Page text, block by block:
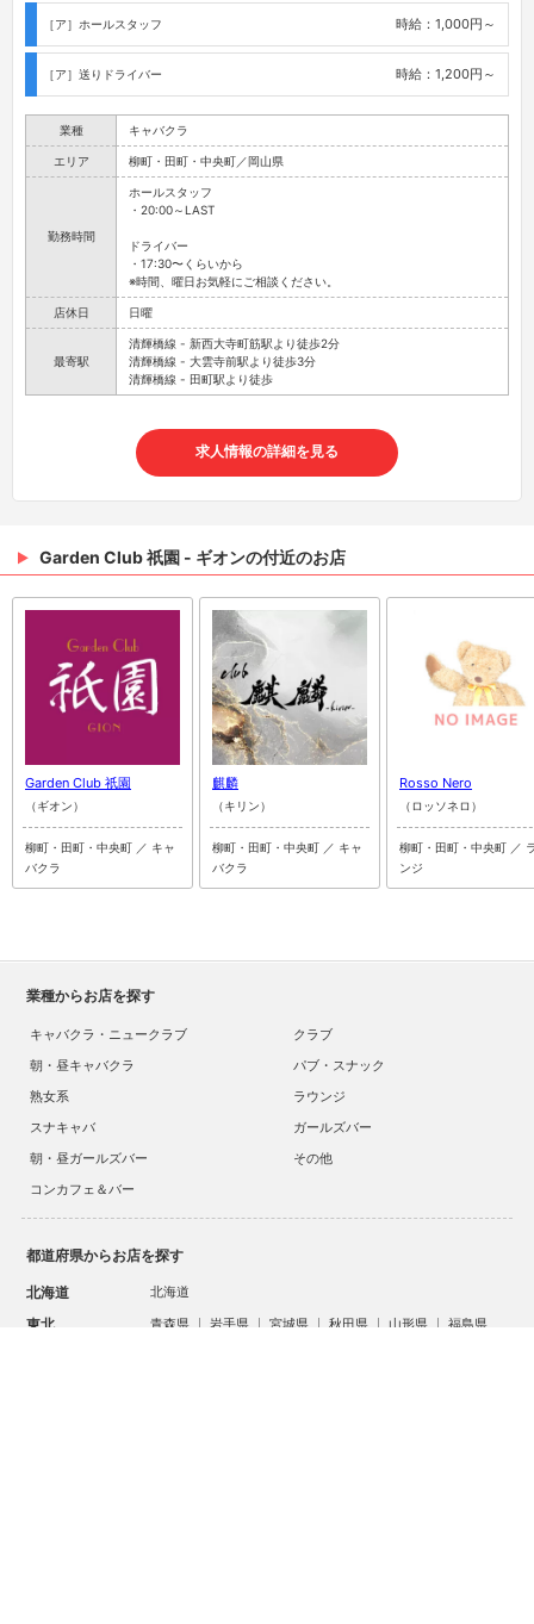
お店に電話する
［ア］ホールスタッフ 時給：1,000円～
［ア］送りドライバー 時給：1,200円～
業種 キャバクラ
エリア 柳町・田町・中央町／岡山県
勤務時間
ホールスタッフ
・20:00～LAST
ドライバー
・17:30〜くらいから
※時間、曜日お気軽にご相談ください。
店休日 日曜
最寄駅
清輝橋線 - 新西大寺町筋駅より徒歩2分
清輝橋線 - 大雲寺前駅より徒歩3分
清輝橋線 - 田町駅より徒歩
求人情報の詳細を見る
Garden Club 祇園 - ギオンの付近のお店
Garden Club 祇園
（ギオン）
柳町・田町・中央町 ／ キャ
バクラ
麒麟
（キリン）
柳町・田町・中央町 ／ キャ
バクラ
Rosso Nero
（ロッソネロ）
柳町・田町・中央町 ／
ンジ
業種からお店を探す
キャバクラ・ニュークラブ
クラブ
朝・昼キャバクラ
パブ・スナック
熟女系
ラウンジ
スナキャバ
ガールズバー
朝・昼ガールズバー
その他
コンカフェ＆バー
都道府県からお店を探す
北海道 北海道
東北 青森県 岩手県 宮城県 秋田県 山形県 福島県